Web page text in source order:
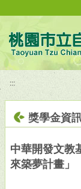
:::
獎學金資
中華開發文教
來築夢計畫」